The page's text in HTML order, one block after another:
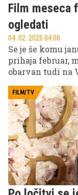
Film meseca
ogledati
04. 02. 2025 04.00
Se je še komu
prihaja februar,
obarvan tudi na
FILM/TV